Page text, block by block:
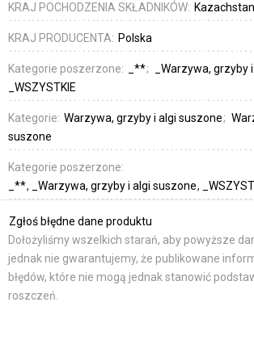
KRAJ POCHODZENIA SKŁADNIKÓW: Kazachstan
KRAJ PRODUCENTA: Polska
Kategorie poszerzone: _**
_Warzywa,
_WSZYSTKIE
Kategorie: Warzywa, grzyby i algi suszone
suszone
Kategorie poszerzone:
_**
_Warzywa, grzyby i algi suszone
Zgłoś błędne dane produktu
Dołożyliśmy wszelkich starań, aby powyższe
jednak nie gwarantujemy, że publikowane
błędów, które nie mogą jednak stanowić
roszczeń.